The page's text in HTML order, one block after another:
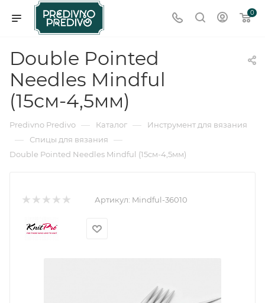
0
Double Pointed
Needles Mindful
(15см-4,5мм)
Predivno Predivo — Каталог — Инструмент для вязания
— Спицы для вязания —
Double Pointed Needles Mindful (15см-4,5мм)
Артикул: Mindful-36010